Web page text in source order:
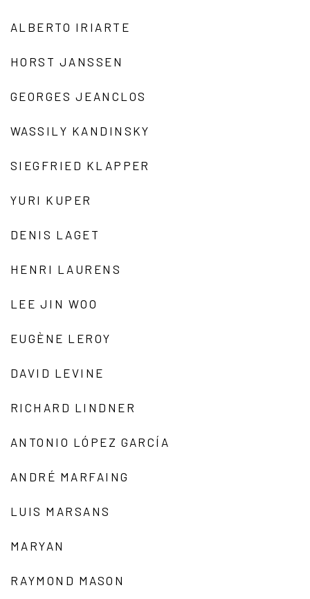
ALBERTO IRIARTE
HORST JANSSEN
GEORGES JEANCLOS
WASSILY KANDINSKY
SIEGFRIED KLAPPER
YURI KUPER
DENIS LAGET
HENRI LAURENS
LEE JIN WOO
EUGÈNE LEROY
DAVID LEVINE
RICHARD LINDNER
ANTONIO LÓPEZ GARCÍA
ANDRÉ MARFAING
LUIS MARSANS
MARYAN
RAYMOND MASON